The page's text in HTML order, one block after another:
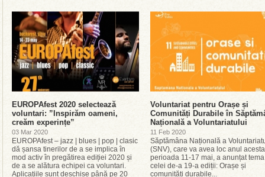
EUROPAfest 2020 selectează
voluntari: ”Inspirăm oameni,
creăm experințe”
03 Mar 2020
EUROPAfest – jazz | blues | pop | clasic
dă șansa tinerilor de a se implica în
mod activ în pregătirea ediției 2020 și
de a se alătura echipei ca voluntari.
Aplicațiile sunt deschise până pe 20
Voluntariat pentru Orașe și
Comunități Durabile în
Națională a Voluntariatului
11 Feb 2020
Săptămâna Națională a
(SNV), care va avea loc anul
perioada 11-17 mai, a anunțat tema
celei de-a 19-a ediții: Orașe și
comunități durabile...